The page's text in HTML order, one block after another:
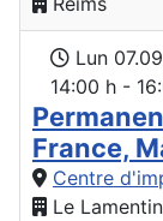
Lun
14:00 h -
France,
Centre
Le Lamentin